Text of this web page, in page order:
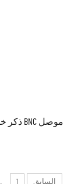
السابق 1